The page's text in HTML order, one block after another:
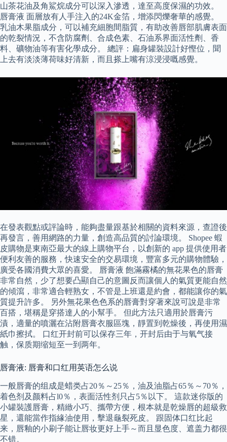
山茶花油及角鯊烷成分可以深入滲透，達至高度保濕的功效。
唇膏液 面層放有人手注入的24K金箔，增添閃爍奢華的感覺。
乳油木果脂成分，可以補充細胞間脂質，有助改善唇部肌膚表面
的乾裂情況，不含防腐劑、合成色素、石油系界面活性劑、香
料、礦物油等有害化學成分。 總評：扁身罐裝設計好慳位，聞
上去有淡淡薄荷味好清新，而且搽上嘴有涼浸浸嘅感覺。
在發表觀點或評論時，能夠盡量跟基於相關的資料來源，查證後
再發言，善用網路的力量，創造高品質的討論環境。 Shopee 蝦
皮購物是東南亞最大的線上購物平台，以創新的 app 提供使用者
便利友善的服務，快速安全的交易環境，豐富多元的購物體驗，
廣受各國消費大眾的喜愛。 唇膏液 飽滿霧橘的無花果色的唇膏
非常自然，少了想要凸顯自己的意圖反而讓個人的氣質更能自然
的傾瀉，非常適合輕熟女，不管是上班還是約會，都能讓你的氣
質提升許多。 另外無花果色色系的唇膏對穿著來說可說是非常
百搭，堪稱是穿搭達人的小幫手。 但此方法只適用於唇膏污
漬，適量的噴灑在沾附唇膏衣服區塊，靜置到乾燥後，再使用濕
紙巾擦拭。 口红开封前可以保存三年，开封后由于与氧气接
触，保质期缩短至一到两年。
唇膏液: 唇膏和口红用英语怎么说
一般唇膏的组成是蜡类占20％～25％，油及油脂占65％～70％，
着色剂及颜料占l0％，表面活性剂只占5％以下。 這款迷你版的
小罐裝護唇膏，精緻小巧、攜帶方便，根本就是乾燥唇的超級救
星，還能當作指緣油使用，擊退龜裂死皮。 跟固体口红比起
来，唇釉的小刷子能让唇妆更好上手～而且显色度、遮盖力都很
不错。